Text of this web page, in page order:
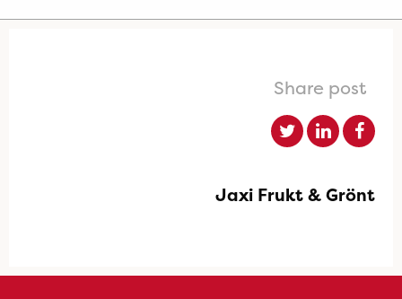
Share post
Jaxi Frukt & Grönt